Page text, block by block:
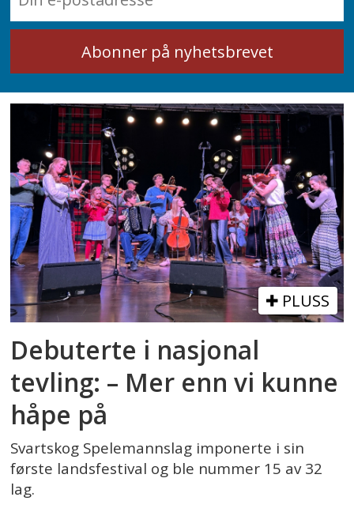
PLUSS
Debuterte i nasjonal
tevling: – Mer enn vi kunne
håpe på
Svartskog Spelemannslag imponerte i sin
første landsfestival og ble nummer 15 av 32
lag.